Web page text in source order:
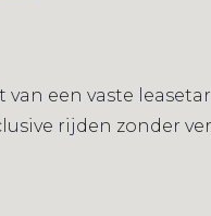
van een vaste
rijden zonder